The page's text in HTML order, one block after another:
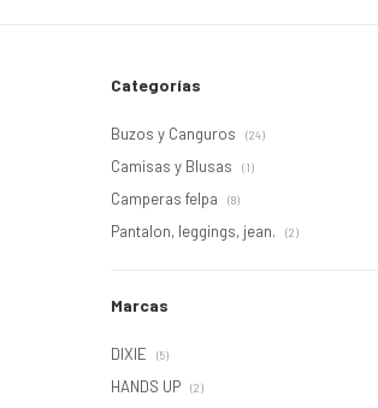
Categorías
Buzos y Canguros (24)
Camisas y Blusas (1)
Camperas felpa (8)
Pantalon, leggings, jean. (2)
Marcas
DIXIE (5)
HANDS UP (2)